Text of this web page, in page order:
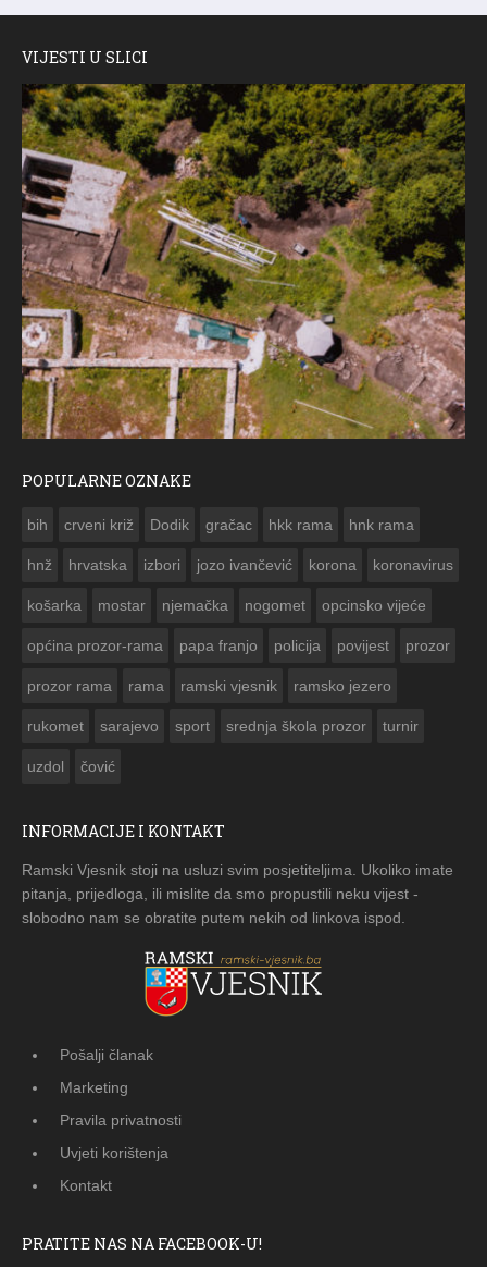
VIJESTI U SLICI
POPULARNE OZNAKE
bih crveni križ Dodik gračac hkk rama hnk rama
hnž hrvatska izbori jozo ivančević korona koronavirus
košarka mostar njemačka nogomet opcinsko vijeće
općina prozor-rama papa franjo policija povijest prozor
prozor rama rama ramski vjesnik ramsko jezero
rukomet sarajevo sport srednja škola prozor turnir
uzdol čović
INFORMACIJE I KONTAKT
Ramski Vjesnik stoji na usluzi svim posjetiteljima. Ukoliko imate
pitanja, prijedloga, ili mislite da smo propustili neku vijest -
slobodno nam se obratite putem nekih od linkova ispod.
Pošalji članak
Marketing
Pravila privatnosti
Uvjeti korištenja
Kontakt
PRATITE NAS NA FACEBOOK-U!